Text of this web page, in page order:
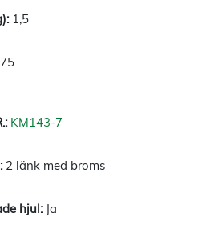
1,5
75
KM143-7
2 länk med broms
Ja